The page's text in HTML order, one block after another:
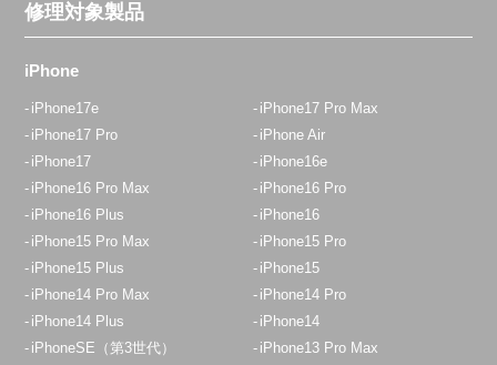
修理対象製品
iPhone
iPhone17e
iPhone17 Pro Max
iPhone17 Pro
iPhone Air
iPhone17
iPhone16e
iPhone16 Pro Max
iPhone16 Pro
iPhone16 Plus
iPhone16
iPhone15 Pro Max
iPhone15 Pro
iPhone15 Plus
iPhone15
iPhone14 Pro Max
iPhone14 Pro
iPhone14 Plus
iPhone14
iPhoneSE（第3世代）
iPhone13 Pro Max